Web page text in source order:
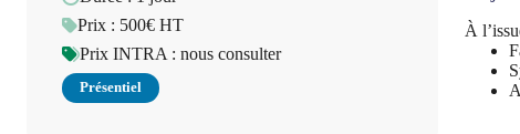
Prix : 500€ HT
Prix INTRA : nous consulter
Présentiel
À